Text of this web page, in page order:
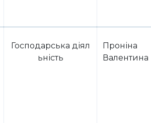
Господарська діял
ьність
Проніна
Валентина